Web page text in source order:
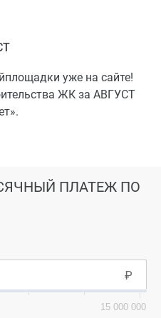
уже на сайте!
ЖК за АВГУСТ
ПЛАТЕЖ ПО
15 000 000